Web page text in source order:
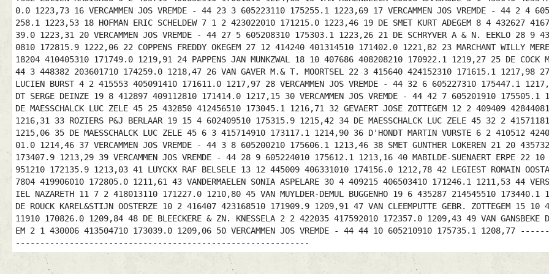
0.0 1223,73 16 VERCAMMEN JOS VREMDE - 44 23 3 605223110 175255.1 1223,69 17 VERCAMMEN JOS VREMDE - 44 2 4
258.1 1223,53 18 HOFMAN ERIC SCHELDEW 7 1 2 423022010 171215.0 1223,46 19 DE SMET KURT ADEGEM 8 4 432627
39.0 1223,31 20 VERCAMMEN JOS VREMDE - 44 27 5 605208310 175303.1 1223,26 21 DE SCHRYVER A & N. EEKLO 28 9
0810 172815.9 1222,06 22 COPPENS FREDDY OKEGEM 27 12 414240 401314510 171402.0 1221,82 23 MARCHANT WILLY
18204 410405310 171749.0 1219,91 24 PAPPENS JAN MUNKZWAL 18 10 407686 408208210 170922.1 1219,27 25 DE COCK
44 3 448382 203601710 174259.0 1218,47 26 VAN GAVER M.& T. MOORTSEL 22 3 415640 424152310 171615.1 1217,98 27
LUCIEN BURST 4 2 415553 405091410 171611.0 1217,97 28 VERCAMMEN JOS VREMDE - 44 32 6 605227310 175447.1
DT SERGE DEINZE 19 8 412897 409112810 171414.0 1217,15 30 VERCAMMEN JOS VREMDE - 44 42 7 605201910 175505.1
DE MAESSCHALCK LUC ZELE 45 25 432850 412456510 173045.1 1216,71 32 GEVAERT JOSE ZOTTEGEM 12 2 409409
1216,31 33 ROZIERS P&J BERLAAR 19 15 4 602409510 175315.9 1215,42 34 DE MAESSCHALCK LUC ZELE 45 32 2
1215,06 35 DE MAESSCHALCK LUC ZELE 45 6 3 415714910 173117.1 1214,90 36 D'HONDT MARTIN VURSTE 6 2 410512
01.0 1214,46 37 VERCAMMEN JOS VREMDE - 44 3 8 605200210 175606.1 1213,46 38 SMET GUNTHER LOKEREN 21 20
173407.9 1213,29 39 VERCAMMEN JOS VREMDE - 44 28 9 605224010 175612.1 1213,16 40 MABILDE-SUENAERT ERPE 22
951210 172135.9 1213,03 41 LUYCKX RAF BELSELE 13 12 445009 406331010 174156.0 1212,78 42 LEGIEST ROMAIN
7804 419906010 172805.0 1211,61 43 VANDERMAELEN SONIA ASPELARE 30 4 409215 406503410 171246.1 1211,53 44
IEL NAZARETH 11 7 2 418013110 171227.0 1210,80 45 VAN MUYLDER-DEMUL BUGGENHO 19 6 435287 214545510 173440.1
DE ROUCK KAREL&STIJN OOSTERZE 10 2 416407 423168510 171909.9 1209,91 47 VAN CLEEMPUTTE GEBR. ZOTTEGEM 15 10
11910 170826.0 1209,84 48 DE BLEECKERE & ZN. KNESSELA 2 2 422035 417592010 172357.0 1209,43 49 VAN GANSBEKE
EM 2 1 430006 413504710 173039.0 1209,06 50 VERCAMMEN JOS VREMDE - 44 44 10 605210910 175735.1 1208,77
------------------------------------------------------------